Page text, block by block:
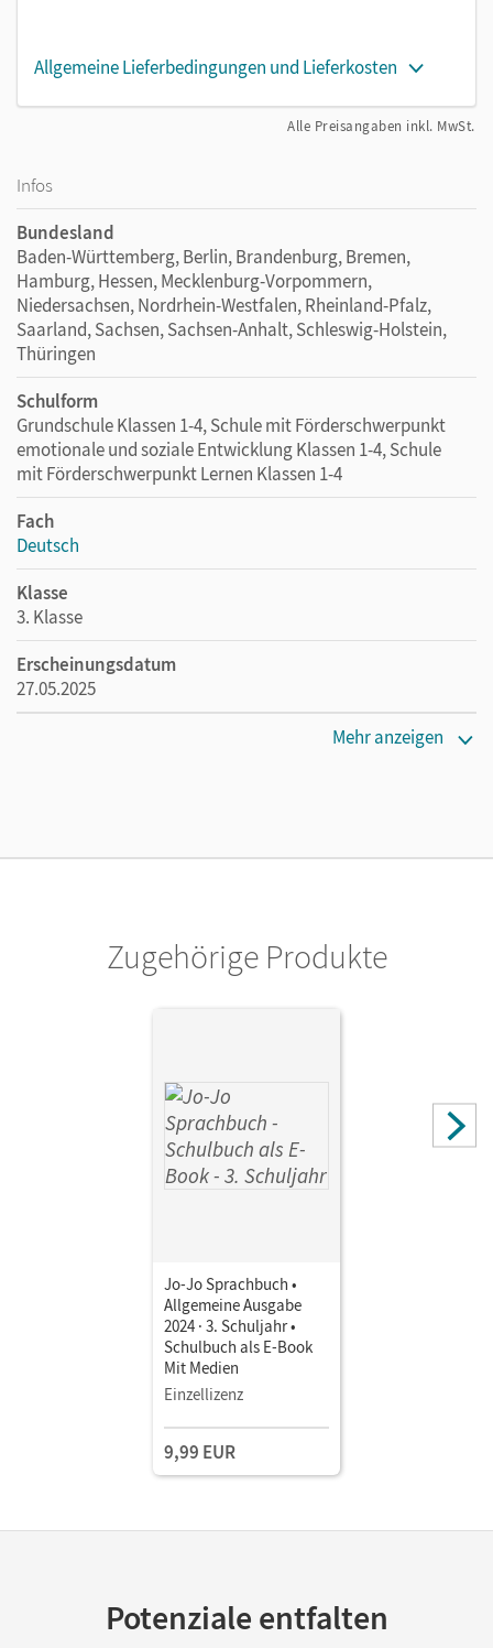
Allgemeine Lieferbedingungen und Lieferkosten
Alle Preisangaben inkl. MwSt.
Infos
Bundesland
Baden-Württemberg, Berlin, Brandenburg, Bremen,
Hamburg, Hessen, Mecklenburg-Vorpommern,
Niedersachsen, Nordrhein-Westfalen, Rheinland-Pfalz,
Saarland, Sachsen, Sachsen-Anhalt, Schleswig-Holstein,
Thüringen
Schulform
Grundschule Klassen 1-4, Schule mit Förderschwerpunkt
emotionale und soziale Entwicklung Klassen 1-4, Schule
mit Förderschwerpunkt Lernen Klassen 1-4
Fach
Deutsch
Klasse
3. Klasse
Erscheinungsdatum
27.05.2025
Mehr anzeigen
Zugehörige Produkte
Jo-Jo Sprachbuch •
Allgemeine Ausgabe
2024 · 3. Schuljahr •
Schulbuch als E-Book
Mit Medien
Einzellizenz
9,99 EUR
Potenziale entfalten